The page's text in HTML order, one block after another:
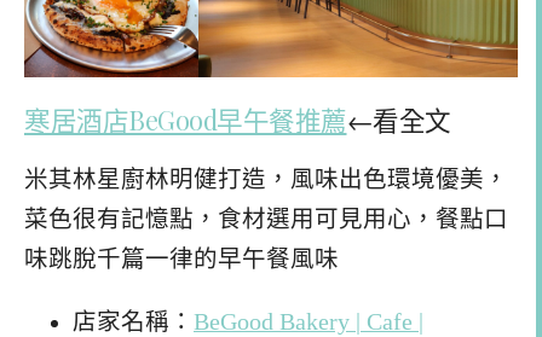
寒居酒店BeGood早午餐推薦←看全文
米其林星廚林明健打造，風味出色環境優美，
菜色很有記憶點，食材選用可見用心，餐點口
味跳脫千篇一律的早午餐風味
店家名稱： BeGood Bakery | Cafe |